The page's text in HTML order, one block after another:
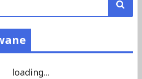
loading...